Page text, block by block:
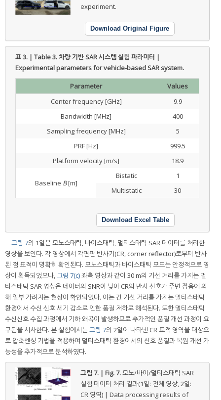
experiment.
Download Original Figure
표 3. | Table 3.차량 기반 SAR 시스템 실험 파라미터 |
Experimental parameters for vehicle-based SAR system.
Parameter
Values
Center frequency [GHz]
9.9
Bandwidth [MHz]
400
Sampling frequency [MHz]
5
PRF [Hz]
999.5
Platform velocity [m/s]
18.9
Baseline B[m]
Bistatic
1
Multistatic
30
Download Excel Table
그림 7의 1열은 모노스태틱, 바이스태틱, 멀티스태틱 SAR 데이터를 처리한
영상을 보인다. 각 영상에서 각면판 반사기(CR, corner reflector)로부터 반사
된 점 표적이 명확히 확인된다. 모노스태틱과 바이스태틱 모드는 안정적으로 영
상이 획득되었으나,그림 7(c)좌측 영상과 같이 30 m의 기선 거리를 가지는 멀
티스태틱 SAR 영상은 데이터의 SNR이 낮아 CR의 반사 신호가 주변 잡음에 의
해 일부 가려지는 현상이 확인되었다. 이는 긴 기선 거리를 가지는 멀티스태틱
환경에서 수신 신호 세기 감소로 인한 품질 저하로 해석된다. 또한 멀티스태틱
수신신호 수집 과정에서 기하 왜곡이 발생하므로 추가적인 품질 개선 과정이 요
구됨을 시사한다. 본 실험에서는그림 7의 2열에 나타낸 CR 표적 영역을 대상으
로 압축센싱 기법을 적용하여 멀티스태틱 환경에서의 신호 품질과 복원 개선 가
능성을 추가적으로 분석하였다.
그림 7. | Fig. 7.모노/바이/멀티스태틱 SAR
실험 데이터 처리 결과(1열: 전체 영상, 2열:
CR 영역) | Data processing results of